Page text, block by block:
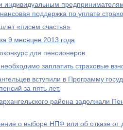
индивидуальным
поддержка по уплате
«писем счастья»
9 месяцев 2013 года
для пенсионеров
заплатить страховые
вступили в Программу
за пять лет.
района задолжали
о выборе НПФ или об отказе